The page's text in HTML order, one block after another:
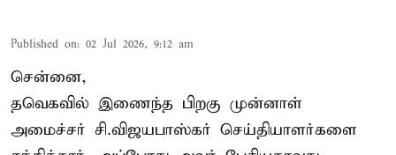
Published on: 02 Jul 2026, 9:12 am
சென்னை,
தவெகவில் இணைந்த பிறகு முன்னாள்
அமைச்சர் சி.விஜயபாஸ்கர் செய்தியாளர்களை